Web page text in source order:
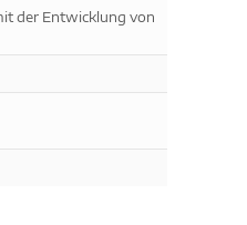
der Entwicklung von